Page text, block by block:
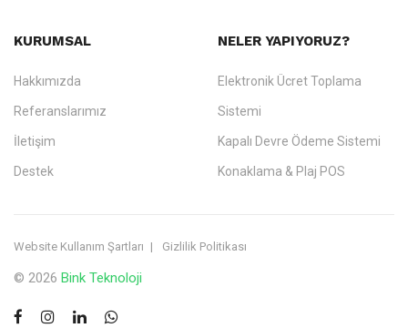
KURUMSAL
Hakkımızda
Referanslarımız
İletişim
Destek
NELER YAPIYORUZ?
Elektronik Ücret Toplama
Sistemi
Kapalı Devre Ödeme Sistemi
Konaklama & Plaj POS
Website Kullanım Şartları Gizlilik Politikası
© 2026 Bink Teknoloji